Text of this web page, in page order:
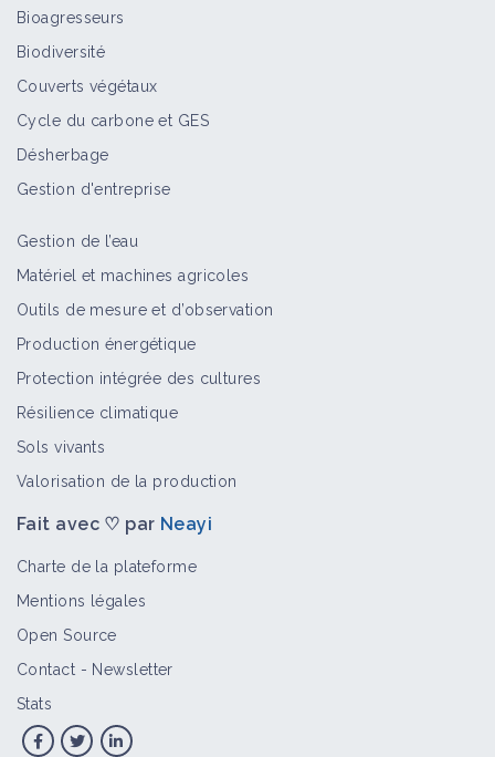
Bioagresseurs
Biodiversité
Couverts végétaux
Cycle du carbone et GES
Désherbage
Gestion d'entreprise
Gestion de l’eau
Matériel et machines agricoles
Outils de mesure et d’observation
Production énergétique
Protection intégrée des cultures
Résilience climatique
Sols vivants
Valorisation de la production
Fait avec ♡ par Neayi
Charte de la plateforme
Mentions légales
Open Source
Contact - Newsletter
Stats